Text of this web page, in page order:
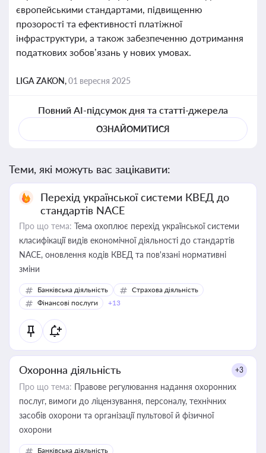
європейськими стандартами, підвищенню
прозорості та ефективності платіжної
інфраструктури, а також забезпеченню дотримання
податкових зобов’язань у нових умовах.
LIGA ZAKON,01 вересня 2025
Повний AI-підсумок дня та статті-джерела
ОЗНАЙОМИТИСЯ
Теми, які можуть вас зацікавити:
Перехід української системи КВЕД до
стандартів NACE
Про що тема: Тема охоплює перехід української системи
класифікації видів економічної діяльності до стандартів
NACE, оновлення кодів КВЕД та пов'язані нормативні
зміни
Банківська діяльність
Страхова діяльність
Фінансові послуги
+13
Охоронна діяльність +3
Про що тема: Правове регулювання надання охоронних
послуг, вимоги до ліцензування, персоналу, технічних
засобів охорони та організації пультової й фізичної
охорони
Банківська діяльність